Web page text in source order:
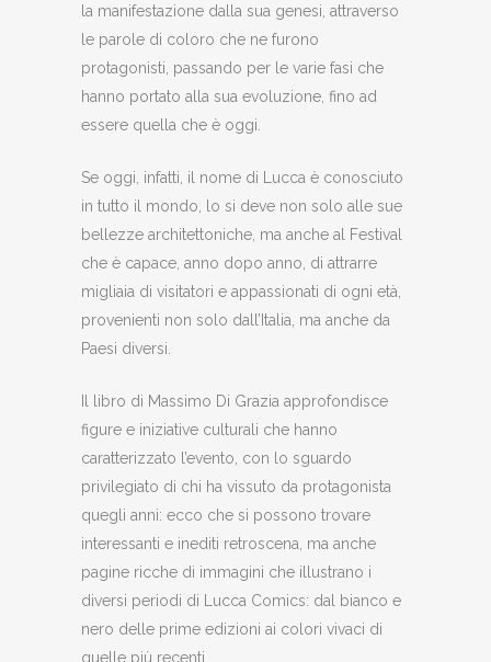
la manifestazione dalla sua genesi, attraverso
le parole di coloro che ne furono
protagonisti, passando per le varie fasi che
hanno portato alla sua evoluzione, fino ad
essere quella che è oggi.
Se oggi, infatti, il nome di Lucca è conosciuto
in tutto il mondo, lo si deve non solo alle sue
bellezze architettoniche, ma anche al Festival
che è capace, anno dopo anno, di attrarre
migliaia di visitatori e appassionati di ogni età,
provenienti non solo dall’Italia, ma anche da
Paesi diversi.
Il libro di Massimo Di Grazia approfondisce
figure e iniziative culturali che hanno
caratterizzato l’evento, con lo sguardo
privilegiato di chi ha vissuto da protagonista
quegli anni: ecco che si possono trovare
interessanti e inediti retroscena, ma anche
pagine ricche di immagini che illustrano i
diversi periodi di Lucca Comics: dal bianco e
nero delle prime edizioni ai colori vivaci di
quelle più recenti.